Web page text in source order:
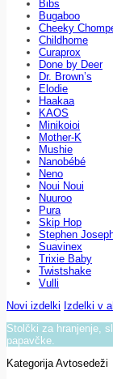
Bibs
Bugaboo
Cheeky
Childhome
Curaprox
Done by Deer
Dr. Brown’s
Elodie
Haakaa
KAOS
Minikoioi
Mother-K
Mushie
Nanobébé
Neno
Noui Noui
Nuuroo
Pura
Skip Hop
Stephen
Suavinex
Trixie Baby
Twistshake
Vulli
Novi izdelki Izdelki v
Stolčki za hranjenje,
papavčke.
Kategorija Avtosedeži